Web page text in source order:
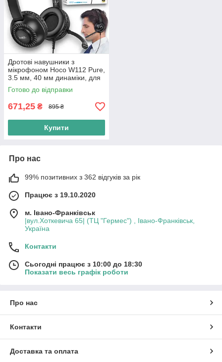
Дротові навушники з
мікрофоном Hoco W112 Pure,
3.5 мм, 40 мм динаміки, для
ігор, музики та онлайн-
спілкування
Готово до відправки
671,25 ₴ 895 ₴
Купити
Про нас
99% позитивних з 362 відгуків за рік
Працює з 19.10.2020
м. Івано-Франківськ
|вул.Хоткевича 65| (ТЦ "Гермес") , Івано-Франківськ,
Україна
Контакти
Сьогодні працює з 10:00 до 18:30
Показати весь графік роботи
Про нас
Контакти
Доставка та оплата